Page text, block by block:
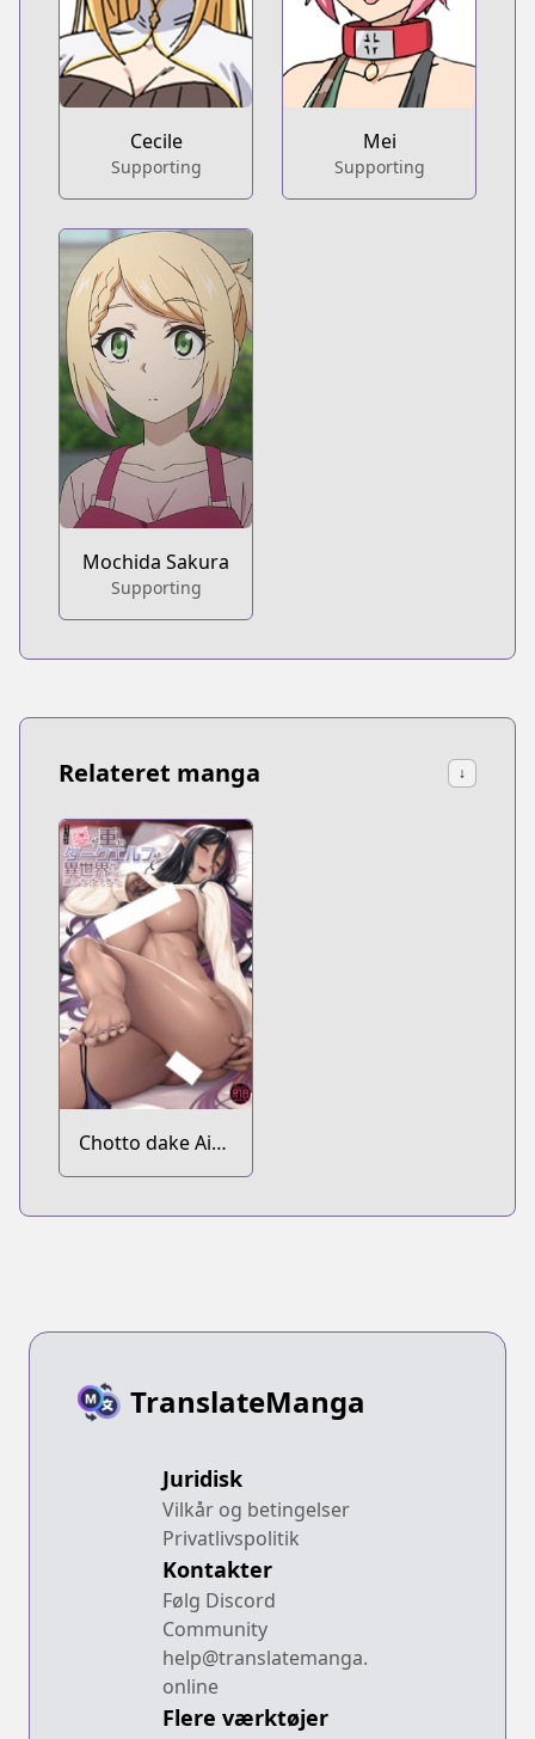
Cecile
Supporting
Mei
Supporting
Mochida Sakura
Supporting
Relateret manga ↓
Chotto dake Ai
ga Omoi Dark Elf
TranslateManga
Juridisk
Vilkår og betingelser
Privatlivspolitik
Kontakter
Følg Discord
Community
help@translatemanga.
online
Flere værktøjer